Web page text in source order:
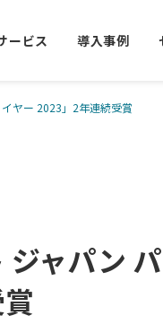
ービス 導入事例
ヤー 2023」2年連続受賞
ジャパン